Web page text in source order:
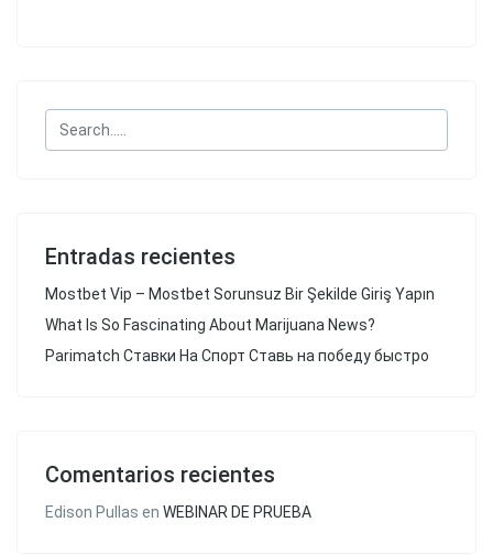
Entradas recientes
Mostbet Vip – Mostbet Sorunsuz Bir Şekilde Giriş Yapın
What Is So Fascinating About Marijuana News?
Parimatch Ставки На Спорт Ставь на победу быстро
Comentarios recientes
Edison Pullas en WEBINAR DE PRUEBA